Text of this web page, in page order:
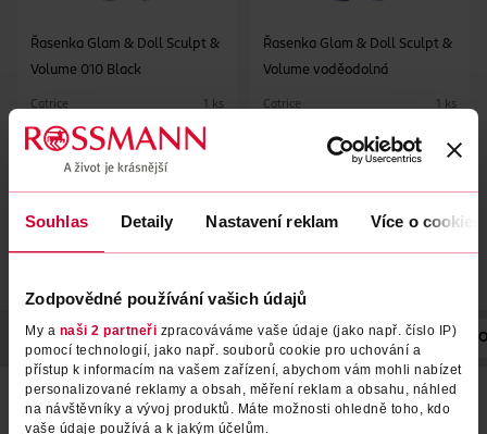
Souhlas Detaily Nastavení reklam Více o cookies
Zodpovědné používání vašich údajů
My a naši 2 partneři zpracováváme vaše údaje (jako např. číslo IP)
pomocí technologií, jako např. souborů cookie pro uchování a
přístup k informacím na vašem zařízení, abychom vám mohli nabízet
personalizované reklamy a obsah, měření reklam a obsahu, náhled
na návštěvníky a vývoj produktů. Máte možnosti ohledně toho, kdo
vaše údaje používá a k jakým účelům.
Řasenka Glam & Doll Sculpt &
Volume 010 Black
Catrice 1 ks
119 Kč
DO KOŠÍKU
Řasenka Glam & Doll Sculpt &
Volume voděodolná
Catrice 1 ks
119 Kč
POPIS POUŽITÍ SLOŽENÍ POČET NÁZEV VÝROBCE/
Maximální objem bez zatížení